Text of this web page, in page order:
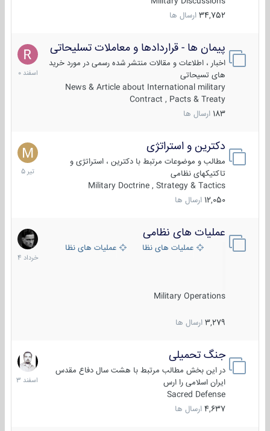
34,752 ارسال ها
پیمان ها - قراردادها و معاملات تسلیحاتی
اخبار ، اطلاعات و مقالات منتشر شده رسمی در مورد خرید
های تسیحاتی
News & Article about International military
Contract , Pacts & Treaty
183 ارسال ها
7
اسفند
1400
دکترین و استراتژی
مطالب و موضوعات مرتبط با دکترین ، استراتژی و
تاکتیکهای نظامی
Military Doctrine , Strategy & Tactics
12,050 ارسال ها
27
تیر
1405
عملیات های نظامی
عملیات های نظامی ایرانعملیات های نظامی خارجی
Military Operations
3,279 ارسال ها
5
خرداد
1404
جنگ تحمیلی
در این بخش مطالب مرتبط با هشت سال دفاع مقدس
ایران اسلامی را ارس
Sacred Defense
4,637 ارسال ها
20
اسفند
1403